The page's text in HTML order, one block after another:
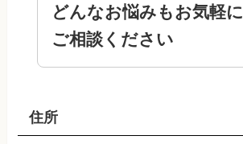
どんなお悩みもお気軽に
ご相談ください
住所